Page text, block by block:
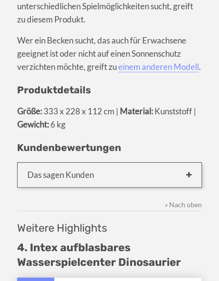
unterschiedlichen Spielmöglichkeiten sucht, greift
zu diesem Produkt.
Wer ein Becken sucht, das auch für Erwachsene
geeignet ist oder nicht auf einen Sonnenschutz
verzichten möchte, greift zueinem anderen Modell.
Produktdetails
Größe:333 x 228 x 112 cm | Material:Kunststoff |
Gewicht:6 kg
Kundenbewertungen
Das sagen Kunden
» Nach oben
Weitere Highlights
4. Intex aufblasbares
Wasserspielcenter Dinosaurier